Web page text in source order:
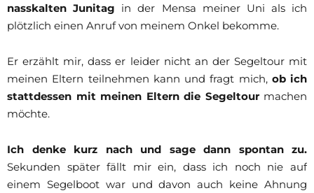
nasskalten Junitag in der Mensa meiner Uni als ich
plötzlich einen Anruf von meinem Onkel bekomme.
Er erzählt mir, dass er leider nicht an der Segeltour mit
meinen Eltern teilnehmen kann und fragt mich, ob ich
stattdessen mit meinen Eltern die Segeltourmachen
möchte.
Ich denke kurz nach und sage dann spontan zu.
Sekunden später fällt mir ein, dass ich noch nie auf
einem Segelboot war und davon auch keine Ahnung